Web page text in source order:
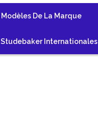
Modèles De La Marque
Internationales